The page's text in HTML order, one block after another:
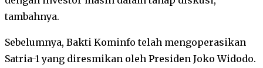
tambahnya.
Sebelumnya, Bakti Kominfo telah mengoperasikan
Satria-1 yang diresmikan oleh Presiden Joko Widodo.